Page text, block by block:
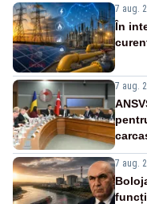
7 aug.
În
7 aug.
7 aug.